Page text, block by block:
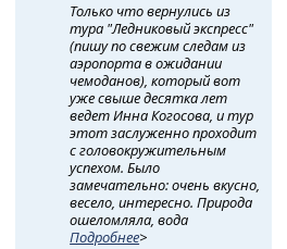
Только что вернулись из
тура "Ледниковый экспресс"
(пишу по свежим следам из
аэропорта в ожидании
чемоданов), который вот
уже свыше десятка лет
ведет Инна Когосова, и тур
этот заслуженно проходит
с головокружительным
успехом. Было
замечательно: очень вкусно,
весело, интересно. Природа
ошеломляла, вода
Подробнее>